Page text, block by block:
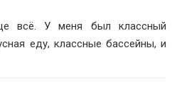
всё. У меня был классный
еду, классные бассейны, и